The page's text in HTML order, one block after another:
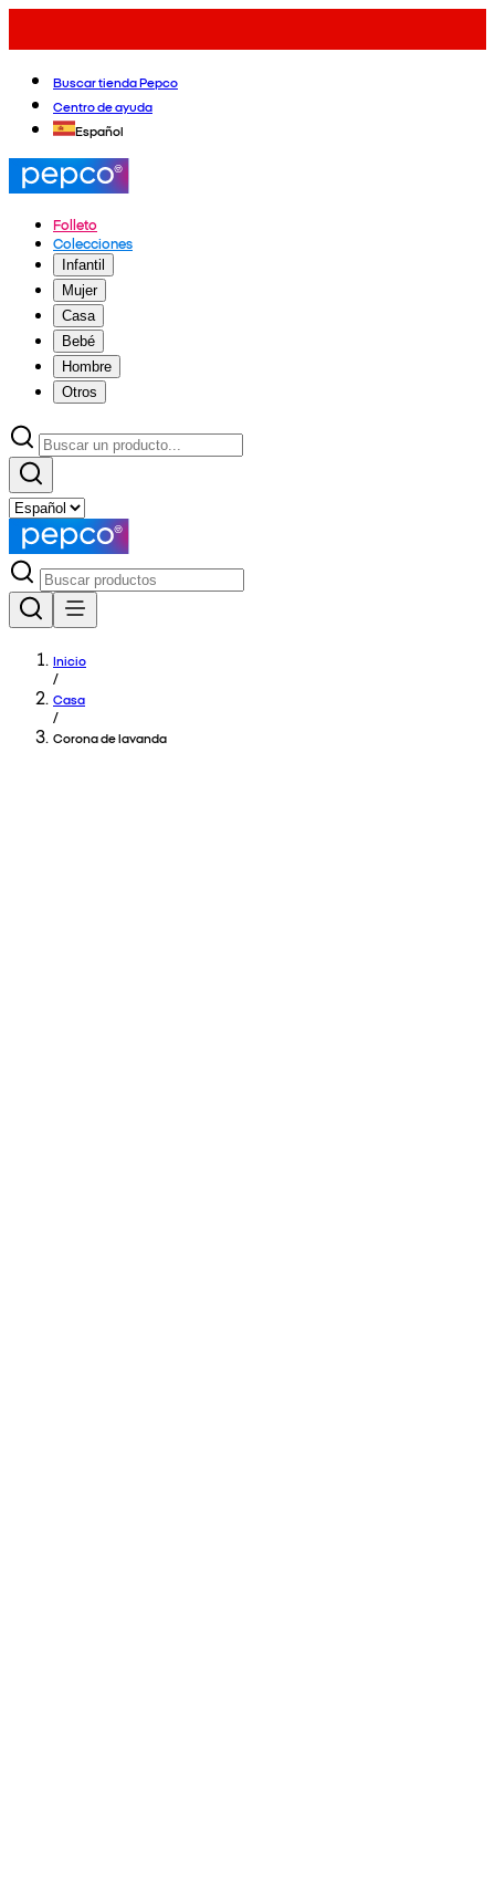
Buscar tienda Pepco
Centro de ayuda
Español
Folleto
Colecciones
Infantil
Mujer
Casa
Bebé
Hombre
Otros
Inicio
/
Casa
/
Corona de lavanda